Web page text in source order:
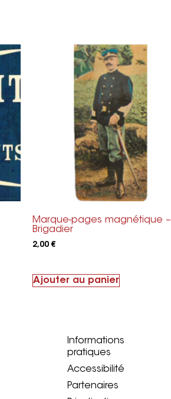
Marque-pages magnétique –
Brigadier
2,00€
Ajouter au panier
Informations
pratiques
Accessibilité
Partenaires